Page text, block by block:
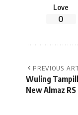
Love
0
PREVIOUS
Wuling
New Almaz